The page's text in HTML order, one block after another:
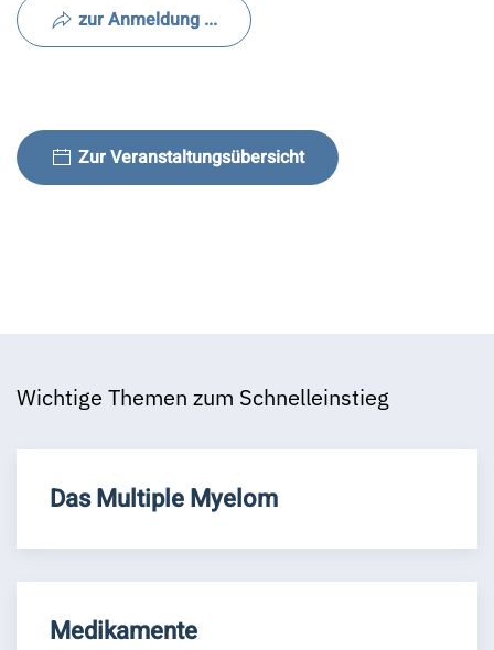
zur Anmeldung ...
Zur Veranstaltungsübersicht
Wichtige Themen zum Schnelleinstieg
Das Multiple Myelom
Medikamente